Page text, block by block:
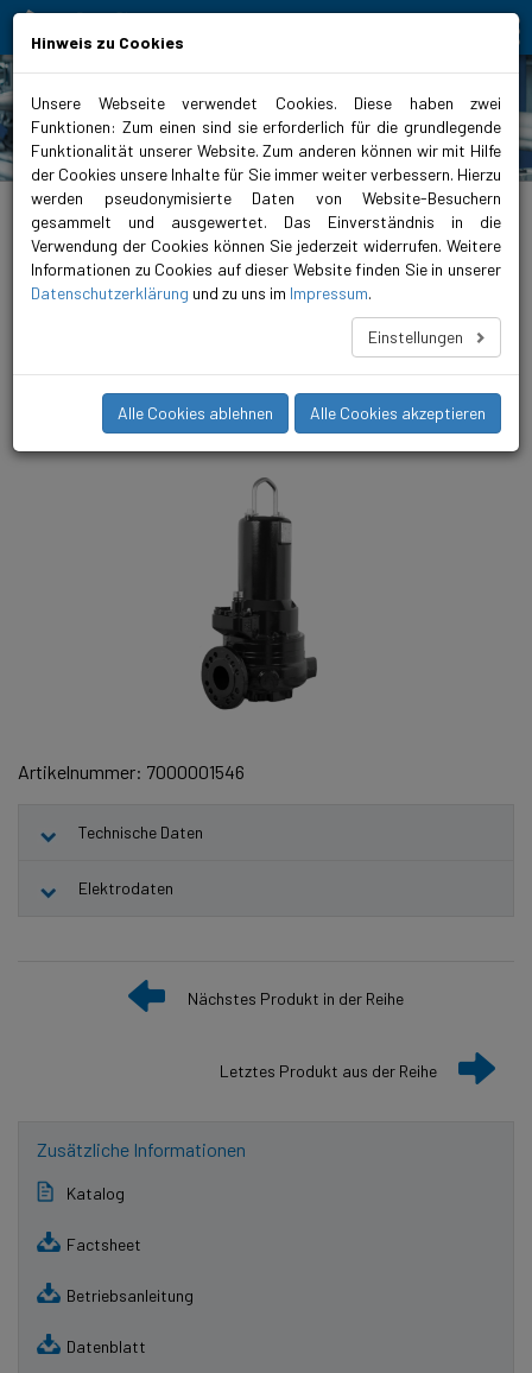
Produkte
biral.ch > Produktsortiment > Abwasserentsorgung > Fäkalienpumpen >
FET 100 / 150
FET 150-370/6 100
Die FET-Hydrauliken setzen neue Massstäbe in der
Wirtschaftlichkeit und Zuverlässigkeit. Neben der besonderen
Laufruhe und der Unanfälligkeit für Verzopfungen, zeichnen
sich die neu konzipierten Laufräder vor allem durch ihre hohen
Wirkungsgrade aus.
Artikelnummer: 7000001546
Technische Daten
Elektrodaten
Nächstes Produkt in der Reihe
Letztes Produkt aus der Reihe
Zusätzliche Informationen
Katalog
Factsheet
Betriebsanleitung
Datenblatt
Hinweis zu Cookies
Unsere Webseite verwendet Cookies. Diese haben zwei
Funktionen: Zum einen sind sie erforderlich für die grundlegende
Funktionalität unserer Website. Zum anderen können wir mit Hilfe
der Cookies unsere Inhalte für Sie immer weiter verbessern. Hierzu
werden pseudonymisierte Daten von Website-Besuchern
gesammelt und ausgewertet. Das Einverständnis in die
Verwendung der Cookies können Sie jederzeit widerrufen. Weitere
Informationen zu Cookies auf dieser Website finden Sie in unserer
Datenschutzerklärung und zu uns im Impressum.
Einstellungen
Alle Cookies ablehnen Alle Cookies akzeptieren